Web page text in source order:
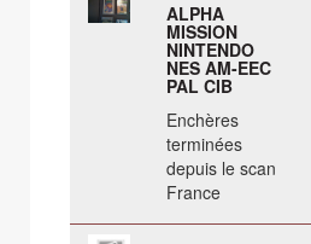
ALPHA
MISSION
NINTENDO
NES AM-EEC
PAL CIB
Enchères
terminées
depuis le scan
France